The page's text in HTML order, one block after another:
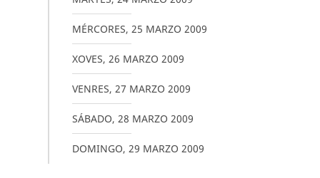
MÉRCORES, 25 MARZO 2009
XOVES, 26 MARZO 2009
VENRES, 27 MARZO 2009
SÁBADO, 28 MARZO 2009
DOMINGO, 29 MARZO 2009